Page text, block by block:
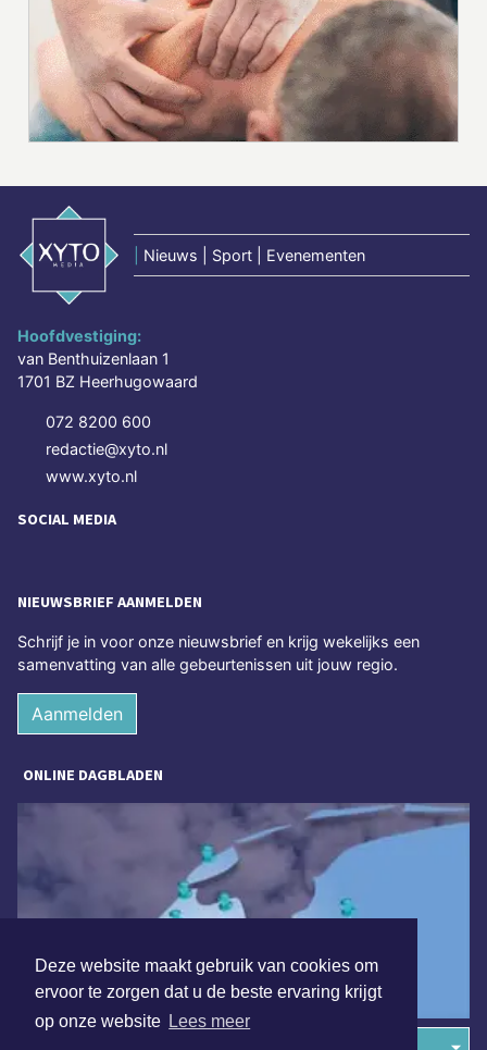
Deze website maakt gebruik van cookies om
ervoor te zorgen dat u de beste ervaring krijgt
op onze website Lees meer
Nieuws | Sport | Evenementen
Hoofdvestiging:
van Benthuizenlaan 1
1701 BZ Heerhugowaard
072 8200 600
redactie@xyto.nl
www.xyto.nl
SOCIAL MEDIA
NIEUWSBRIEF AANMELDEN
Schrijf je in voor onze nieuwsbrief en krijg wekelijks een
samenvatting van alle gebeurtenissen uit jouw regio.
Aanmelden
ONLINE DAGBLADEN